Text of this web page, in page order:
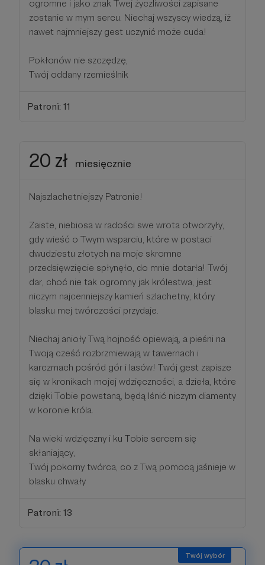
ogromne i jako znak Twej życzliwości zapisane
zostanie w mym sercu. Niechaj wszyscy wiedzą, iż
nawet najmniejszy gest uczynić może cuda!
Pokłonów nie szczędzę,
Twój oddany rzemieślnik
Patroni: 11
20 zł miesięcznie
Najszlachetniejszy Patronie!
Zaiste, niebiosa w radości swe wrota otworzyły,
gdy wieść o Twym wsparciu, które w postaci
dwudziestu złotych na moje skromne
przedsięwzięcie spłynęło, do mnie dotarła! Twój
dar, choć nie tak ogromny jak królestwa, jest
niczym najcenniejszy kamień szlachetny, który
blasku mej twórczości przydaje.
Niechaj anioły Twą hojność opiewają, a pieśni na
Twoją cześć rozbrzmiewają w tawernach i
karczmach pośród gór i lasów! Twój gest zapisze
się w kronikach mojej wdzięczności, a dzieła, które
dzięki Tobie powstaną, będą lśnić niczym diamenty
w koronie króla.
Na wieki wdzięczny i ku Tobie sercem się
skłaniający,
Twój pokorny twórca, co z Twą pomocą jaśnieje w
blasku chwały
Patroni: 13